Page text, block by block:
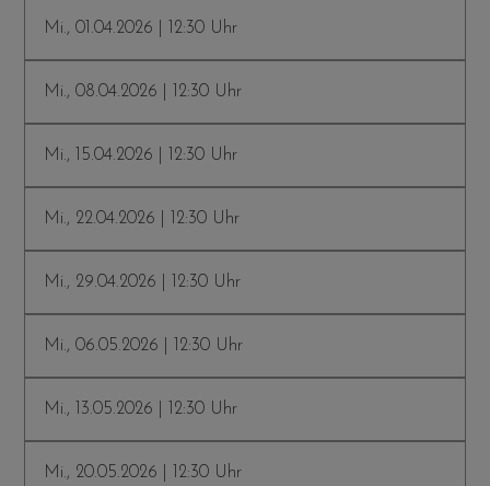
Mi., 01.04.2026 | 12:30 Uhr
Mi., 08.04.2026 | 12:30 Uhr
Mi., 15.04.2026 | 12:30 Uhr
Mi., 22.04.2026 | 12:30 Uhr
Mi., 29.04.2026 | 12:30 Uhr
Mi., 06.05.2026 | 12:30 Uhr
Mi., 13.05.2026 | 12:30 Uhr
Mi., 20.05.2026 | 12:30 Uhr